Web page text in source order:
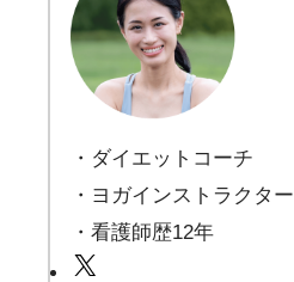
・ダイエットコーチ
・ヨガインストラクター
・看護師歴12年